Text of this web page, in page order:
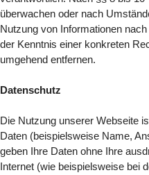
überwachen oder nach
Nutzung von Informationen
der Kenntnis einer konkreten
umgehend entfernen.
Datenschutz
Die Nutzung unserer Webseite
Daten (beispielsweise Name,
geben Ihre Daten ohne Ihre
Internet (wie beispielsweise bei